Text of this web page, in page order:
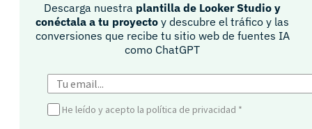
Descarga nuestra plantilla de Looker Studio y
conéctala a tu proyecto y descubre el tráfico y las
conversiones que recibe tu sitio web de fuentes IA
como ChatGPT​
He leído y acepto la política de privacidad *